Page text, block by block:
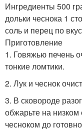
Ингредиенты 500
дольки чеснока 1
соль и перец по
Приготовление
1. Говяжью печень
тонкие ломтики.
2. Лук и чеснок
3. В сковороде
обжарьте на
чесноком до